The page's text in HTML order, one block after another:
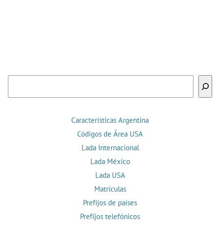
Características Argentina
Códigos de Área USA
Lada Internacional
Lada México
Lada USA
Matrículas
Prefijos de países
Prefijos telefónicos